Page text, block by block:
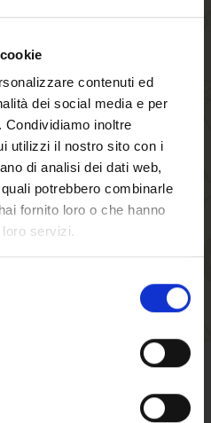
su forst.it
contenuti ed
dei social media e per
inoltre
utilizzi il nostro sito con i
di analisi dei dati web,
potrebbero combinarle
fornito loro o che hanno
servizi.
nostro negozio, sarai in
attraverso il
più indirizzi
e tracciare i tuoi
molto altro.
UN ACCOUNT